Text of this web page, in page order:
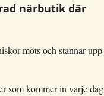
närbutik där
möts och stannar upp
som kommer in varje dag